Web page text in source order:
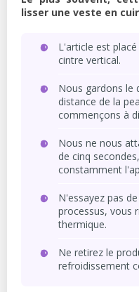
lisser une veste en
L'article est
cintre vertical.
Nous gardons le
distance de la
commençons à
Nous ne nous
de cinq
constamment
N'essayez pas
processus, vous
thermique.
Ne retirez le
refroidissement